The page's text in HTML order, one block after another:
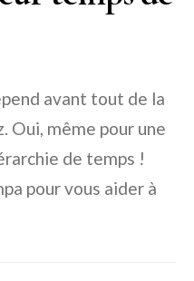
avant tout de la
Oui, même pour une
de temps !
pour vous aider à